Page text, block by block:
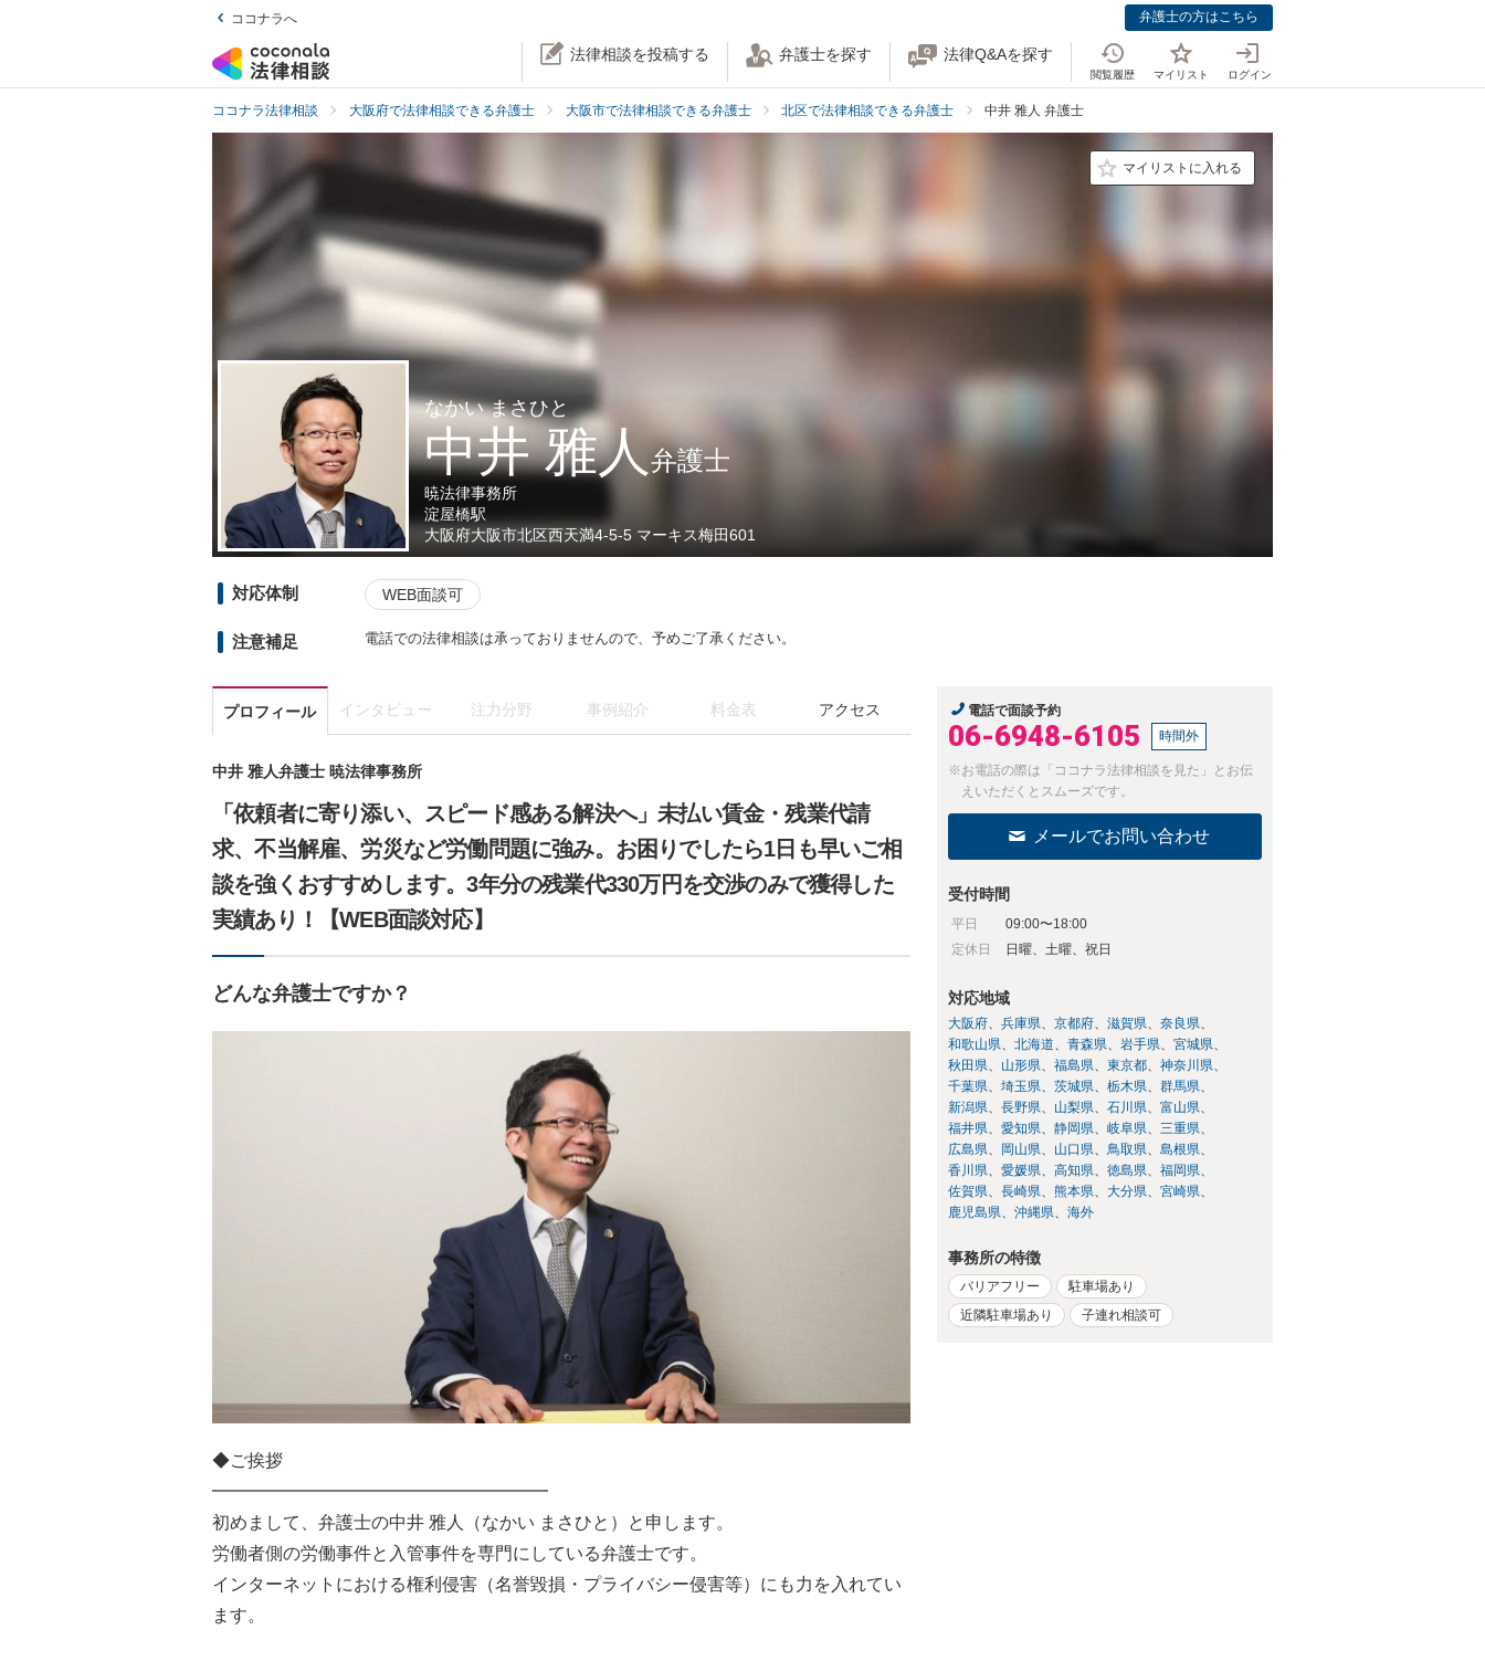
ココナラへ 弁護士の方はこちら
法律相談を投稿する 弁護士を探す 法律Q&Aを探す
閲覧履歴 マイリスト ログイン
ココナラ法律相談 大阪府で法律相談できる弁護士 大阪市で法律相談できる弁護士 北区で法律相談できる弁護士 中井 雅人 弁護士
マイリストに入れる
なかい まさひと
中井 雅人弁護士
暁法律事務所
淀屋橋駅
大阪府大阪市北区西天満4-5-5 マーキス梅田601
対応体制 WEB面談可
注意補足 電話での法律相談は承っておりませんので、予めご了承ください。
プロフィール インタビュー 注力分野 事例紹介 料金表 アクセス
中井 雅人弁護士 暁法律事務所
「依頼者に寄り添い、スピード感ある解決へ」未払い賃金・残業代請
求、不当解雇、労災など労働問題に強み。お困りでしたら1日も早いご相
談を強くおすすめします。3年分の残業代330万円を交渉のみで獲得した
実績あり！【WEB面談対応】
どんな弁護士ですか？
◆ご挨拶
━━━━━━━━━━━━━━━━━━━
初めまして、弁護士の中井 雅人（なかい まさひと）と申します。
労働者側の労働事件と入管事件を専門にしている弁護士です。
インターネットにおける権利侵害（名誉毀損・プライバシー侵害等）にも力を入れてい
ます。
電話で面談予約
06-6948-6105 時間外
※お電話の際は「ココナラ法律相談を見た」とお伝
えいただくとスムーズです。
メールでお問い合わせ
受付時間
平日
09:00〜18:00
定休日
日曜、土曜、祝日
対応地域
大阪府 兵庫県 京都府 滋賀県
奈良県
和歌山県
北海道 青森県 岩手県
宮城県
秋田県
山形県 福島県 東京都
神奈川県
千葉県
埼玉県 茨城県 栃木県
群馬県
新潟県
長野県 山梨県 石川県
富山県
福井県
愛知県 静岡県 岐阜県
三重県
広島県
岡山県 山口県 鳥取県
島根県
香川県
愛媛県 高知県 徳島県
福岡県
佐賀県
長崎県 熊本県 大分県
宮崎県
鹿児島県
沖縄県 海外
事務所の特徴
バリアフリー
駐車場あり
近隣駐車場あり
子連れ相談可